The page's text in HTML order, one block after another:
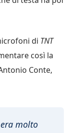
di TNT
così la
Conte,
era molto